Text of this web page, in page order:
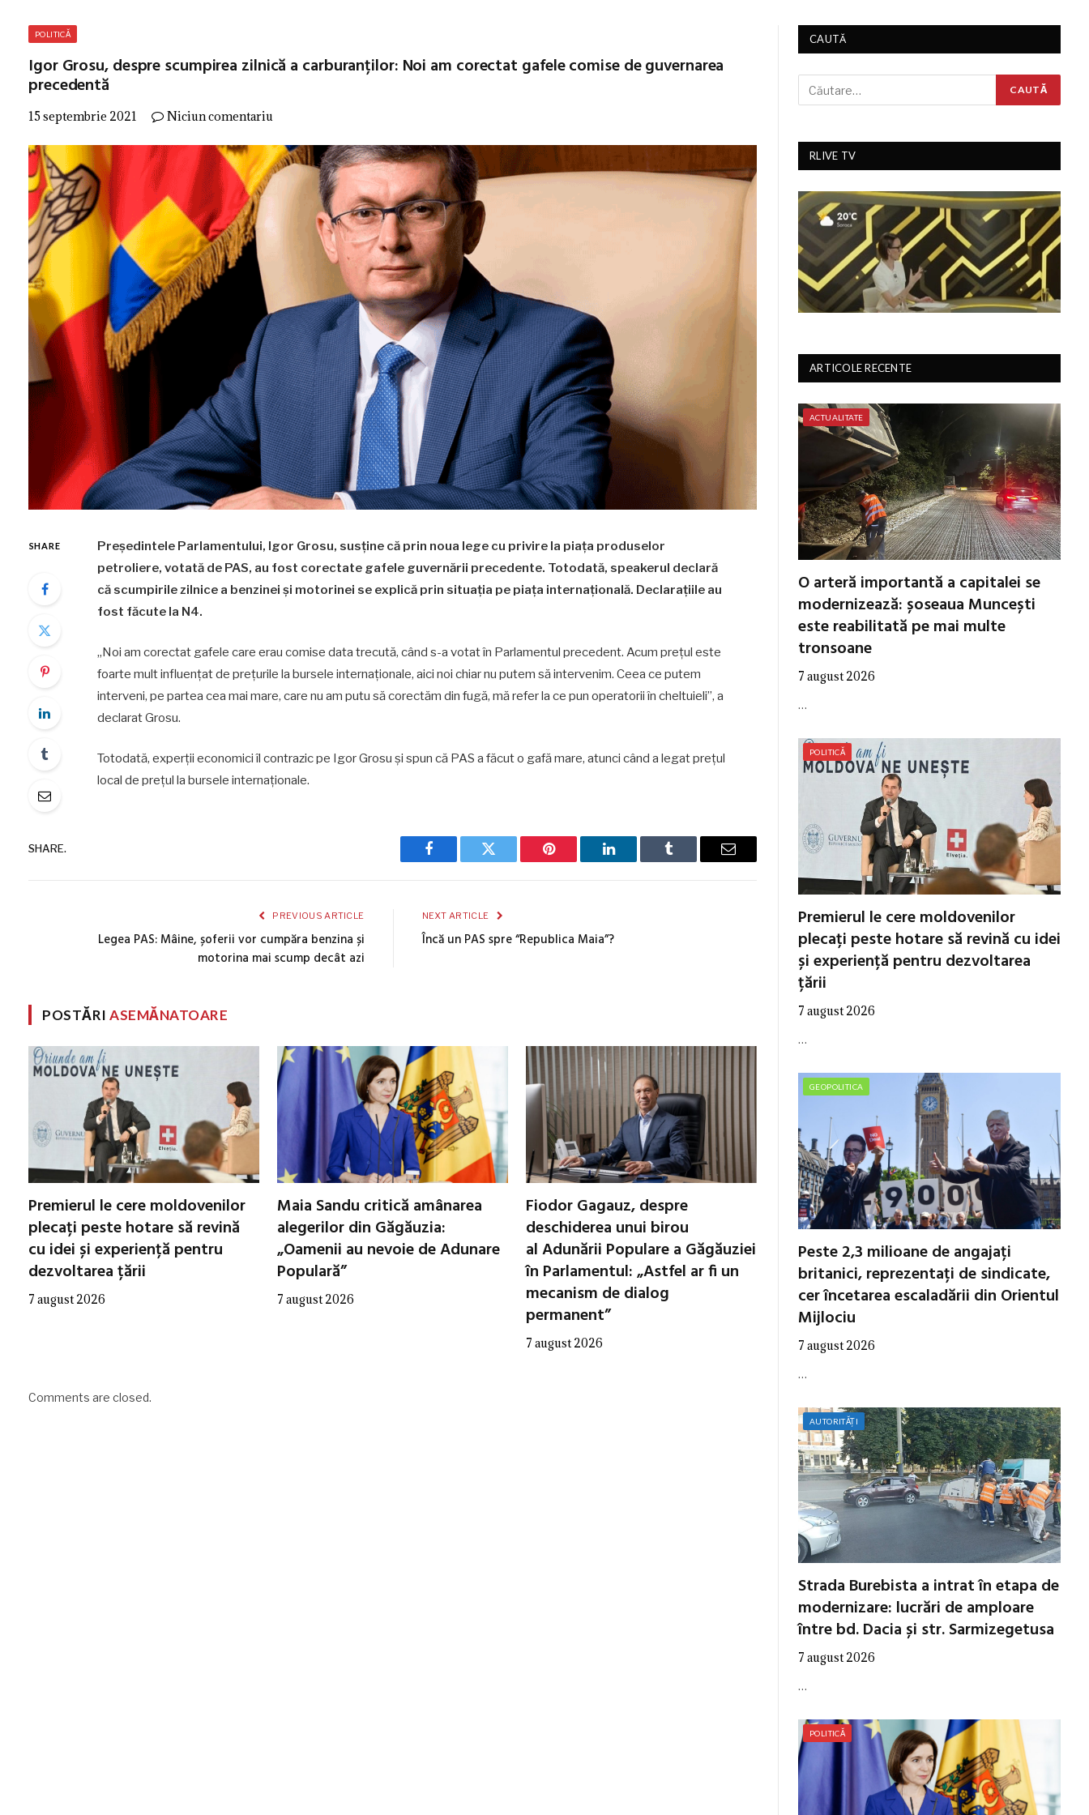
POLITICĂ
Igor Grosu, despre scumpirea zilnică a carburanților: Noi am corectat gafele comise de guvernarea
precedentă
15 septembrie 2021 Niciun comentariu
SHARE
Președintele Parlamentului, Igor Grosu, susține că prin noua lege cu privire la piața produselor
petroliere, votată de PAS, au fost corectate gafele guvernării precedente. Totodată, speakerul declară
că scumpirile zilnice a benzinei și motorinei se explică prin situația pe piața internațională. Declarațiile au
fost făcute la N4.
„Noi am corectat gafele care erau comise data trecută, când s-a votat în Parlamentul precedent. Acum prețul este
foarte mult influențat de prețurile la bursele internaționale, aici noi chiar nu putem să intervenim. Ceea ce putem
interveni, pe partea cea mai mare, care nu am putu să corectăm din fugă, mă refer la ce pun operatorii în cheltuieli”, a
declarat Grosu.
Totodată, experții economici îl contrazic pe Igor Grosu și spun că PAS a făcut o gafă mare, atunci când a legat prețul
local de prețul la bursele internaționale.
SHARE.
Facebook Twitter Pinterest LinkedIn Tumblr Email
PREVIOUS ARTICLE
Legea PAS: Mâine, șoferii vor cumpăra benzina și
motorina mai scump decât azi
NEXT ARTICLE
Încă un PAS spre “Republica Maia”?
POSTĂRIASEMĂNATOARE
Premierul le cere moldovenilor
plecați peste hotare să revină
cu idei și experiență pentru
dezvoltarea țării
7 august 2026
Maia Sandu critică amânarea
alegerilor din Găgăuzia:
„Oamenii au nevoie de Adunare
Populară”
7 august 2026
Fiodor Gagauz, despre
deschiderea unui birou
al Adunării Populare a Găgăuziei
în Parlamentul: „Astfel ar fi un
mecanism de dialog
permanent”
7 august 2026
Comments are closed.
CAUTĂ
RLIVE TV
ARTICOLE RECENTE
ACTUALITATE
O arteră importantă a capitalei se
modernizează: șoseaua Muncești
este reabilitată pe mai multe
tronsoane
7 august 2026
…
POLITICĂ
Premierul le cere moldovenilor
plecați peste hotare să revină cu idei
și experiență pentru dezvoltarea
țării
7 august 2026
…
GEOPOLITICA
Peste 2,3 milioane de angajați
britanici, reprezentați de sindicate,
cer încetarea escaladării din Orientul
Mijlociu
7 august 2026
…
AUTORITĂȚI
Strada Burebista a intrat în etapa de
modernizare: lucrări de amploare
între bd. Dacia și str. Sarmizegetusa
7 august 2026
…
POLITICĂ